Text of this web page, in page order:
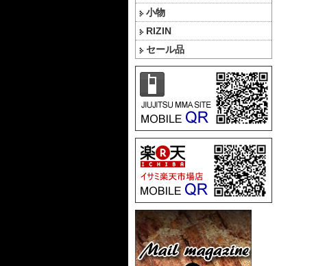
小物
RIZIN
セール品